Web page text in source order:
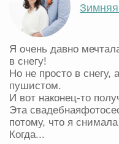
Я очень давно
в снегу!
Но не просто в снегу,
пушистом.
И вот наконец-то
Эта
потому, что я
Когда...